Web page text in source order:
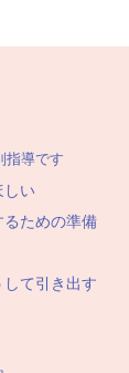
指導です
い
ための準備
て引き出す